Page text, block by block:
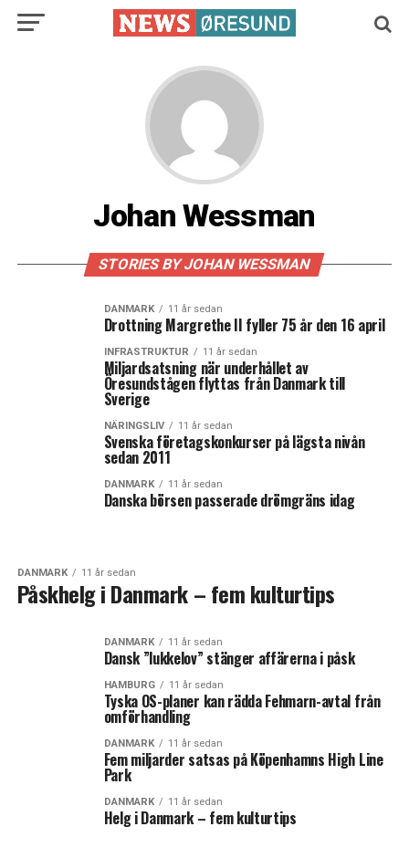
Johan Wessman
STORIES BY JOHAN WESSMAN
DANMARK 11 år sedan
Drottning Margrethe II fyller 75 år den 16 april
INFRASTRUKTUR 11 år sedan
Miljardsatsning när underhållet av
Öresundstågen flyttas från Danmark till
Sverige
NÄRINGSLIV 11 år sedan
Svenska företagskonkurser på lägsta nivån
sedan 2011
DANMARK 11 år sedan
Danska börsen passerade drömgräns idag
DANMARK 11 år sedan
Påskhelg i Danmark – fem kulturtips
DANMARK 11 år sedan
Dansk ”lukkelov” stänger affärerna i påsk
HAMBURG 11 år sedan
Tyska OS-planer kan rädda Fehmarn-avtal från
omförhandling
DANMARK 11 år sedan
Fem miljarder satsas på Köpenhamns High Line
Park
DANMARK 11 år sedan
Helg i Danmark – fem kulturtips